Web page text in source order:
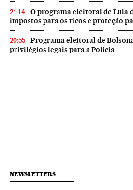
21:14
O programa eleitoral de Lula
impostos para os ricos e proteção
20:55
Programa eleitoral de
privilégios legais para a Polícia
NEWSLETTERS